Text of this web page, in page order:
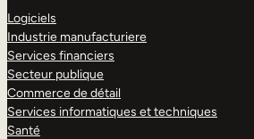
Logiciels
Industrie manufacturiere
Services financiers
Secteur publique
Commerce de détail
Services informatiques et techniques
Santé